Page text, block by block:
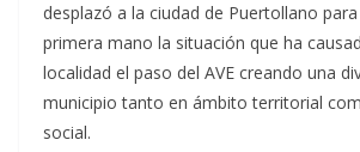
desplazó a la ciudad de Puertollano
primera mano la situación que ha
localidad el paso del AVE creando una
municipio tanto en ámbito territorial
social.